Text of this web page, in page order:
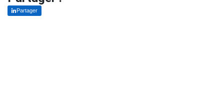
Partager